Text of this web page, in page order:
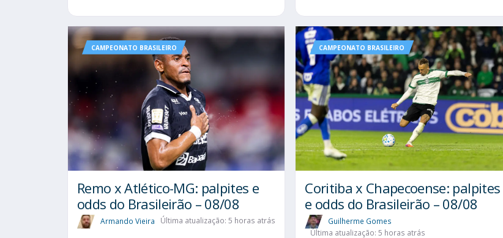
CAMPEONATO BRASILEIRO
Remo x Atlético-MG: palpites e
odds do Brasileirão – 08/08
Armando Vieira Última atualização: 5 horas atrás
CAMPEONATO BRASILEIRO
Coritiba x Chapecoense: palpites
e odds do Brasileirão – 08/08
Guilherme Gomes
Última atualização: 5 horas atrás